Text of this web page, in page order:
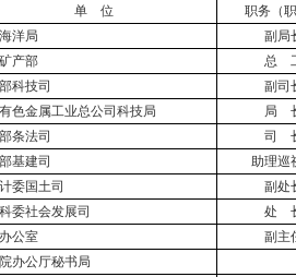
单 位
职务（
洋局
副局
产部
总
科技司
副司
色金属工业总公司科技局
局
条法司
司
基建司
助理巡
委国土司
副处
委社会发展司
处
公室
副主
办公厅秘书局